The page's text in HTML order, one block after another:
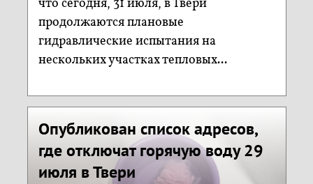
что сегодня, 31 июля, в Твери
продолжаются плановые
гидравлические испытания на
нескольких участках тепловых...
Опубликован список адресов,
где отключат горячую воду 29
июля в Твери